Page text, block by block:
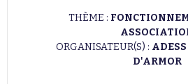
THÈME :
ORGANISATEUR(S) : ADESS
D'ARMOR